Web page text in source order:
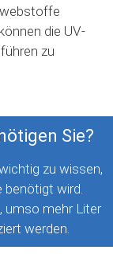
die UV-
zu
Sie?
zu wissen,
wird.
umso mehr Liter
werden.